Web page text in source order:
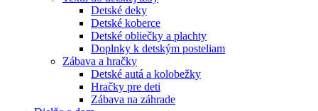
Detské deky
Detské koberce
Detské obliečky a plachty
Doplnky k detským posteliam
Zábava a hračky
Detské autá a kolobežky
Hračky pre deti
Zábava na záhrade